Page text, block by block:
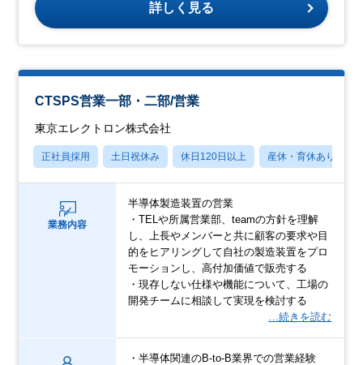
詳しく見る
CTSPS営業一部・二部/営業
東京エレクトロン株式会社
正社員採用 土日祝休み 休日120日以上 産休・育休あり
業務内容
半導体製造装置の営業
・TELや所属営業部、teamの方針を理解
し、上長やメンバーと共に顧客の要求や目
的をヒアリングして自社の製造装置をプロ
モーションし、高付加価値で販売する
・現存しない仕様や機能について、工場の
開発チームに相談して実現を検討する
…続きを読む
・半導体関連のB-to-B業界での営業経験